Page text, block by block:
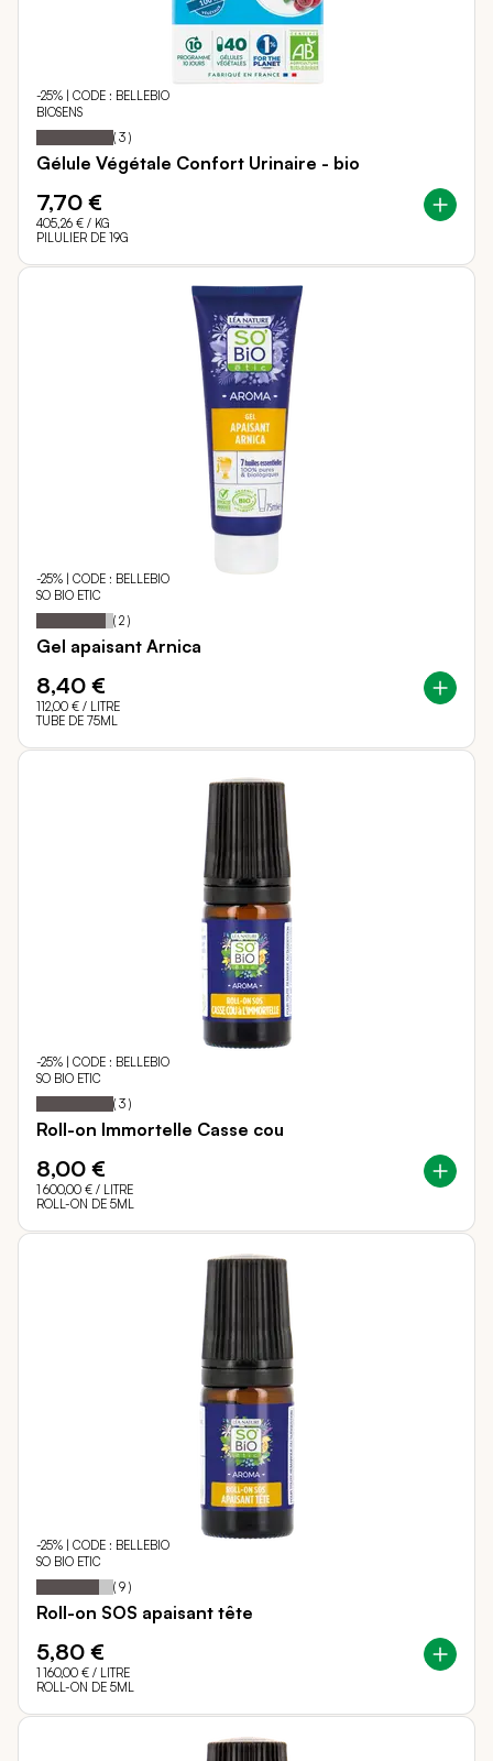
-25% | CODE : BELLEBIO
BIOSENS
Notation: 100%
( 3 )
Gélule Végétale Confort Urinaire - bio
7,70 €
405,26 € / KG
PILULIER DE 19G
-25% | CODE : BELLEBIO
SO BIO ETIC
Notation: 90
% of
( 2 )
Gel apaisant Arnica
8,40 €
112,00 € / LITRE
TUBE DE 75ML
-25% | CODE : BELLEBIO
SO BIO ETIC
Notation: 100
% of
( 3 )
Roll-on Immortelle Casse cou
8,00 €
1 600,00 € / LITRE
ROLL-ON DE 5ML
-25% | CODE : BELLEBIO
SO BIO ETIC
Notation: 82
% of
( 9 )
Roll-on SOS apaisant tête
5,80 €
1 160,00 € / LITRE
ROLL-ON DE 5ML